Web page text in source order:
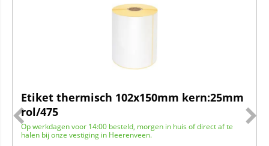
Etiket thermisch 102x150mm kern:25mm
rol/475
Op werkdagen voor 14:00 besteld, morgen in huis of direct af te
halen bij onze vestiging in Heerenveen.